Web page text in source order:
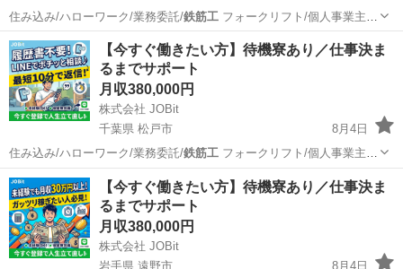
住み込み/ハローワーク/業務委託/鉄筋工フォークリフト/個人事業主/
ービス…
岡山 井原市 物流 住み込み
【今すぐ働きたい方】待機寮あり／仕事決ま
るまでサポート
月収380,000円
株式会社 JOBit
千葉県 松戸市
8月4日
住み込み/ハローワーク/業務委託/鉄筋工フォークリフト/個人事業主/
ービス…
千葉 松戸市 物流 住み込み
【今すぐ働きたい方】待機寮あり／仕事決ま
るまでサポート
月収380,000円
株式会社 JOBit
岩手県 遠野市
8月4日